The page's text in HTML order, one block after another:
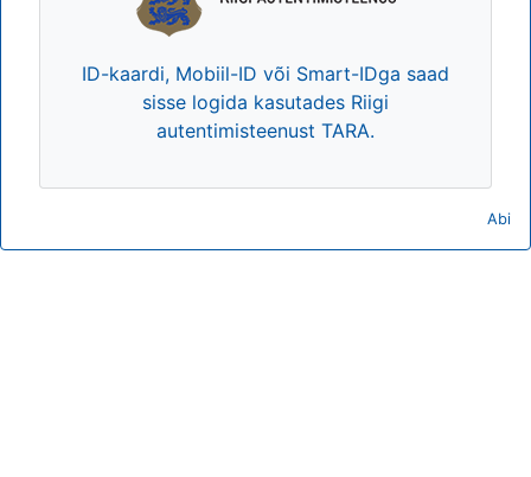
ID-kaardi, Mobiil-ID või Smart-IDga saad
sisse logida kasutades Riigi
autentimisteenust TARA.
Abi